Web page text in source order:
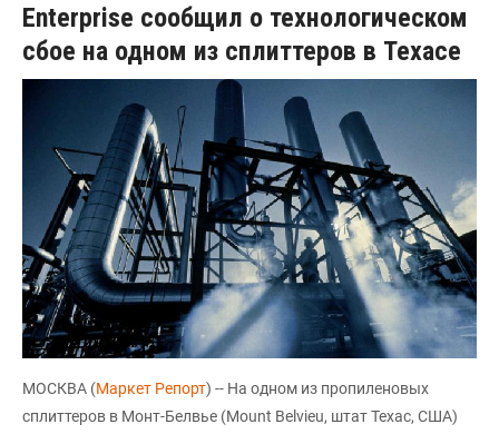
Enterprise сообщил о технологическом
сбое на одном из сплиттеров в Техасе
МОСКВА (Маркет Репорт) -- На одном из пропиленовых
сплиттеров в Монт-Белвье (Mount Belvieu, штат Техас, США)